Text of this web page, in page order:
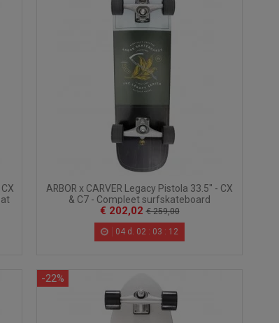
ARBOR x CARVER Legacy Pistola 33.5" - CX
& C7 - Compleet surfskateboard
€ 202,02 € 259,00
04 d. 02 : 03 : 10
-22%